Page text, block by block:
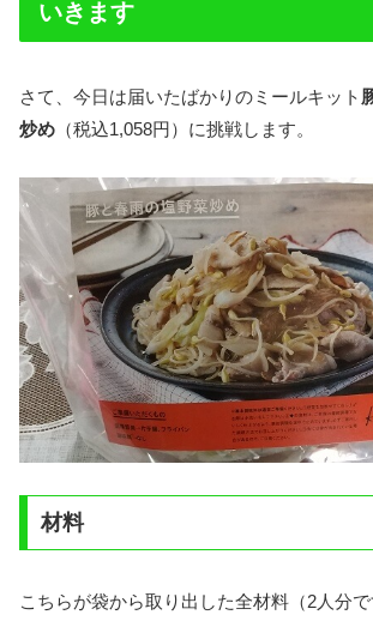
いきます
さて、今日は届いたばかりのミールキット
炒め （税込1,058円）に挑戦します。
材料
こちらが袋から取り出した全材料（2人分で